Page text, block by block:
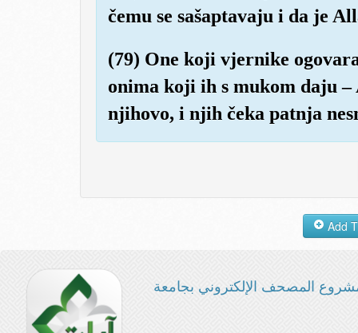
čemu se sašaptavaju i da je
(79) One koji vjernike
onima koji ih s mukom daju
njihovo, i njih čeka patnja
المصحف الإلكتروني بجامعة